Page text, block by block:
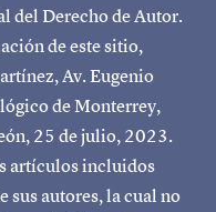
del Derecho de Autor.
de este sitio,
Av. Eugenio
de Monterrey,
25 de julio, 2023.
artículos incluidos
sus autores, la cual no